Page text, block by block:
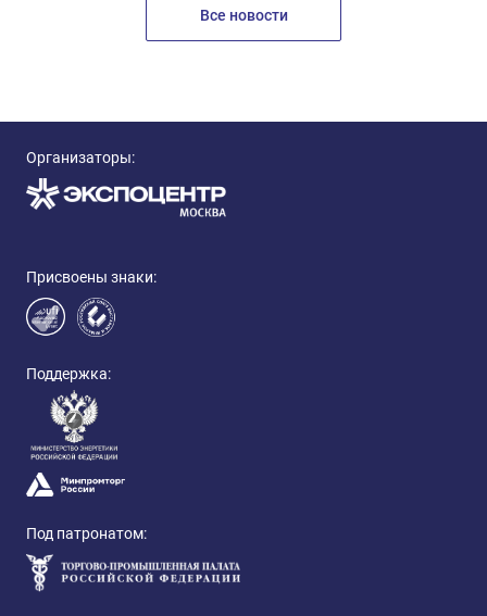
Все новости
Организаторы:
Присвоены знаки:
Поддержка:
Под патронатом: